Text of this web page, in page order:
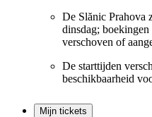
De Slănic Prahova
dinsdag;
verschoven of
De starttijden
beschikbaarheid
Mijn tickets